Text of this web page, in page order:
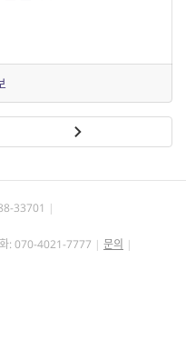
33701
: 070-4021-7777
문의